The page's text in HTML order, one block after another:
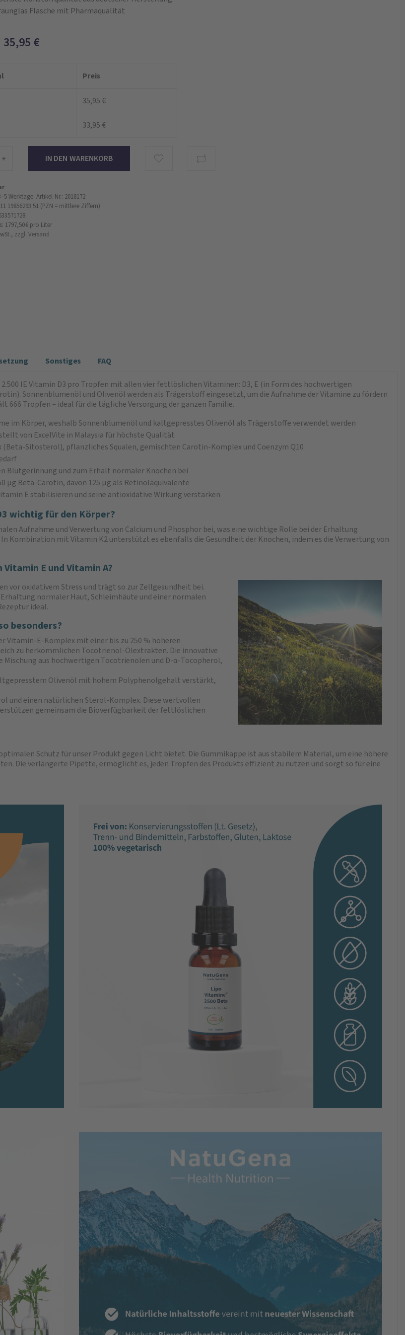
Flasche mit Pharmaqualität
35,95 €
Preis
35,95 €
33,95 €
+
Werktage. Artikel-Nr.: 2018172
19856293 51 (PZN = mittlere Ziffern)
1797,50 € pro Liter
zzgl. Versand
Sonstiges FAQ
IE Vitamin D3 pro Tropfen mit allen vier fettlöslichen Vitaminen: D3, E (in Form des hochwertigen
Sonnenblumenöl und Olivenöl werden als Trägerstoff eingesetzt, um die Aufnahme der Vitamine zu fördern
Tropfen – ideal für die tägliche Versorgung der ganzen Familie.
im Körper, weshalb Sonnenblumenöl und kaltgepresstes Olivenöl als Trägerstoffe verwendet werden
von ExcelVite in Malaysia für höchste Qualität
Sitosterol), pflanzliches Squalen, gemischten Carotin-Komplex und Coenzym Q10
Blutgerinnung und zum Erhalt normaler Knochen bei
Beta-Carotin, davon 125 µg als Retinoläquivalente
E stabilisieren und seine antioxidative Wirkung verstärken
wichtig für den Körper?
Aufnahme und Verwertung von Calcium und Phosphor bei, was eine wichtige Rolle bei der Erhaltung
Kombination mit Vitamin K2 unterstützt es ebenfalls die Gesundheit der Knochen, indem es die Verwertung von
E und Vitamin A?
vor oxidativem Stress und trägt so zur Zellgesundheit bei.
normaler Haut, Schleimhäute und einer normalen
ideal.
besonders?
Vitamin-E-Komplex mit einer bis zu 250 % höheren
zu herkömmlichen Tocotrienol-Ölextrakten. Die innovative
aus hochwertigen Tocotrienolen und D-α-Tocopherol,
Olivenöl mit hohem Polyphenolgehalt verstärkt,
und einen natürlichen Sterol-Komplex. Diese wertvollen
gemeinsam die Bioverfügbarkeit der fettlöslichen
Schutz für unser Produkt gegen Licht bietet. Die Gummikappe ist aus stabilem Material, um eine höhere
Die verlängerte Pipette, ermöglicht es, jeden Tropfen des Produkts effizient zu nutzen und sorgt so für eine